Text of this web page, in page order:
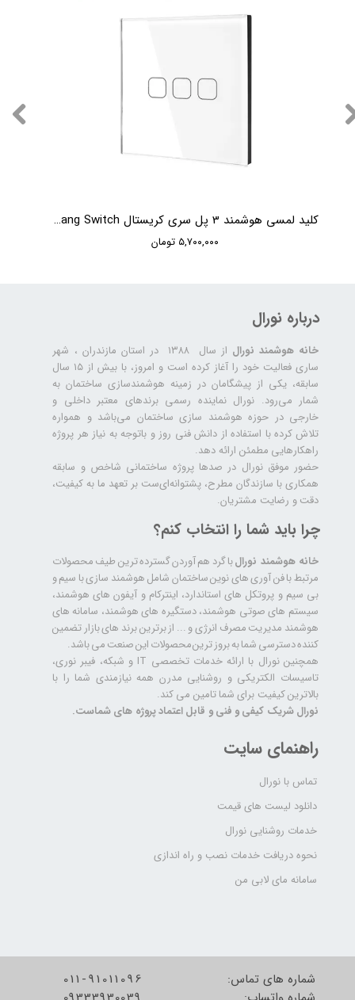
کلید لمسی هوشمند 3 پل سری کریستال Moorger Crystal 3Gang Switch
۵,۷۰۰,۰۰۰ تومان
درباره نورال
خانه هوشمند نورال
از سال ۱۳۸۸ در استان مازندران ، شهر
ساری فعالیت خود را آغاز کرده است و امروز، با بیش از ۱۵ سال
سابقه، یکی از پیشگامان در زمینه هوشمندسازی ساختمان به
شمار می‌رود. نورال نماینده رسمی برندهای معتبر داخلی و
خارجی در حوزه هوشمند سازی ساختمان می‌باشد و همواره
تلاش کرده با استفاده از دانش فنی روز و باتوجه به نیاز هر پروژه
راهکارهایی مطمئن ارائه دهد.
حضور موفق نورال در صدها پروژه‌ ساختمانی شاخص و سابقه
همکاری با سازندگان مطرح، پشتوانه‌ای‌ست بر تعهد ما به کیفیت،
دقت و رضایت مشتریان.
راهنمای سایت
تماس با نورال
دانلود لیست های قیمت
خدمات روشنایی نورال
نحوه دریافت خدمات نصب و راه اندازی
سامانه مای لابی من
چرا باید شما را انتخاب کنم؟
خانه هوشمند نورالبا گرد هم آوردن گسترده ترین طیف محصولات
مرتبط با فن آوری های نوین ساختمان شامل هوشمند سازی با سیم و
بی سیم و پروتکل های استاندارد، اینترکام و آیفون های هوشمند،
سیستم های صوتی هوشمند، دستگیره های هوشمند، سامانه های
هوشمند مدیریت مصرف انرژی و ... از برترین برند های بازار تضمین
کننده دسترسی شما به بروز ترین محصولات این صنعت می باشد.
همچنین نورال با ارائه خدمات تخصصی IT و شبکه، فیبر نوری،
تاسیسات الکتریکی و روشنایی مدرن همه نیازمندی شما را با
بالاترین کیفیت برای شما تامین می کند.
نورال شریک کیفی و فنی و قابل اعتماد پروژه های شماست.
شماره های تماس:
011-91011096